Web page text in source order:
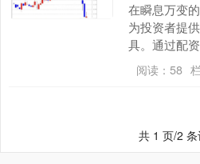
在瞬息万变
为投资者提
具。通过配
可以放大资
股票配资炒
阅读： 58
共 1 页/2